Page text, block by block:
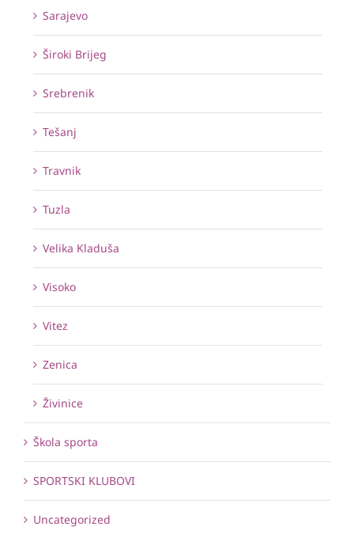
Sarajevo
Široki Brijeg
Srebrenik
Tešanj
Travnik
Tuzla
Velika Kladuša
Visoko
Vitez
Zenica
Živinice
Škola sporta
SPORTSKI KLUBOVI
Uncategorized